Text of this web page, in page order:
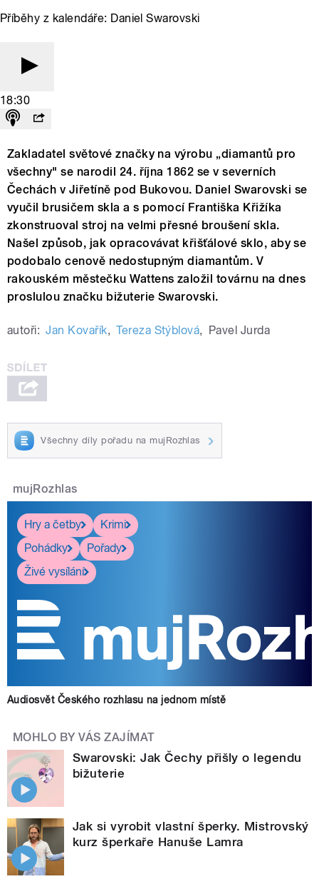
Příběhy z kalendáře: Daniel Swarovski
18:30
Zakladatel světové značky na výrobu „diamantů pro
všechny" se narodil 24. října 1862 se v severních
Čechách v Jiřetíně pod Bukovou. Daniel Swarovski se
vyučil brusičem skla a s pomocí Františka Křižíka
zkonstruoval stroj na velmi přesné broušení skla.
Našel způsob, jak opracovávat křišťálové sklo, aby se
podobalo cenově nedostupným diamantům. V
rakouském městečku Wattens založil továrnu na dnes
proslulou značku bižuterie Swarovski.
autoři: Jan Kovařík, Tereza Stýblová, Pavel Jurda
Všechny díly pořadu na mujRozhlas
mujRozhlas
Hry a četby
Krimi
Pohádky
Pořady
Živé vysílání
Audiosvět Českého rozhlasu na jednom místě
MOHLO BY VÁS ZAJÍMAT
Swarovski: Jak Čechy přišly o legendu
bižuterie
Jak si vyrobit vlastní šperky. Mistrovský
kurz šperkaře Hanuše Lamra